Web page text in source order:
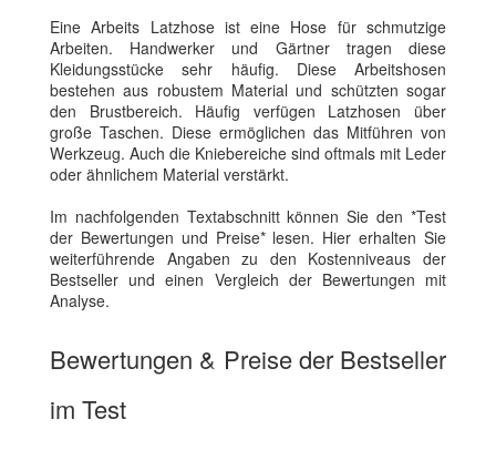
Eine Arbeits Latzhose ist eine Hose für schmutzige
Arbeiten. Handwerker und Gärtner tragen diese
Kleidungsstücke sehr häufig. Diese Arbeitshosen
bestehen aus robustem Material und schützten sogar
den Brustbereich. Häufig verfügen Latzhosen über
große Taschen. Diese ermöglichen das Mitführen von
Werkzeug. Auch die Kniebereiche sind oftmals mit Leder
oder ähnlichem Material verstärkt.
Im nachfolgenden Textabschnitt können Sie den *Test
der Bewertungen und Preise* lesen. Hier erhalten Sie
weiterführende Angaben zu den Kostenniveaus der
Bestseller und einen Vergleich der Bewertungen mit
Analyse.
Bewertungen & Preise der Bestseller
im Test